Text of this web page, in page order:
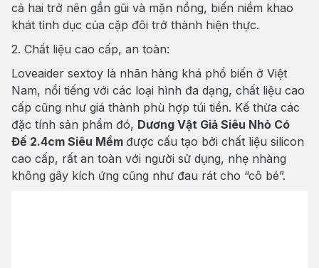
cả hai trở nên gần gũi và mặn nồng, biến niềm khao
khát tình dục của cặp đôi trở thành hiện thực.
2. Chất liệu cao cấp, an toàn:
Loveaider sextoy là nhãn hàng khá phổ biến ở Việt
Nam, nổi tiếng với các loại hình đa dạng, chất liệu cao
cấp cũng như giá thành phù hợp túi tiền. Kế thừa các
đặc tính sản phẩm đó, Dương Vật Giả Siêu Nhỏ Có
Đế 2.4cm Siêu Mềm được cấu tạo bởi chất liệu silicon
cao cấp, rất an toàn với người sử dụng, nhẹ nhàng
không gây kích ứng cũng như đau rát cho “cô bé”.